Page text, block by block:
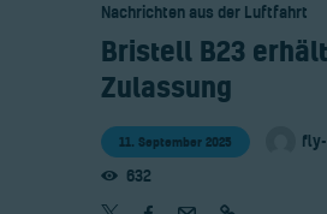
Fliegen
Neuigkeiten
Gaststätte
Kontakt
Nachrichten aus der Luftfahrt
​Bristell B23
Zulassung
11. September 2025
632